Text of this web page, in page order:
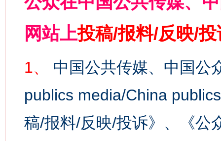
网站上投稿/报料/反映/
1、
中国公共传媒、中国公
publics media/China
稿/报料/反映/投诉》、《公